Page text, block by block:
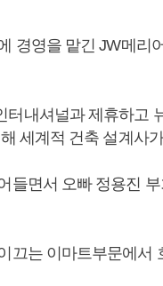
경영을 맡긴 JW메리
내셔널과 제휴하고
세계적 건축 설계사
들면서 오빠 정용진
끄는 이마트부문에서